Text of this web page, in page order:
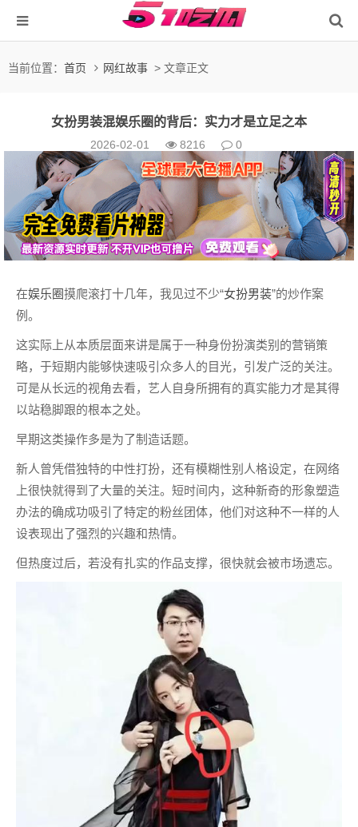
当前位置： 首页 网红故事 > 文章正文
女扮男装混娱乐圈的背后：实力才是立足之本
2026-02-01 8216 0
在娱乐圈摸爬滚打十几年，我见过不少“女扮男装”的炒作案
例。
这实际上从本质层面来讲是属于一种身份扮演类别的营销策
略，于短期内能够快速吸引众多人的目光，引发广泛的关注。
可是从长远的视角去看，艺人自身所拥有的真实能力才是其得
以站稳脚跟的根本之处。
早期这类操作多是为了制造话题。
新人曾凭借独特的中性打扮，还有模糊性别人格设定，在网络
上很快就得到了大量的关注。短时间内，这种新奇的形象塑造
办法的确成功吸引了特定的粉丝团体，他们对这种不一样的人
设表现出了强烈的兴趣和热情。
但热度过后，若没有扎实的作品支撑，很快就会被市场遗忘。